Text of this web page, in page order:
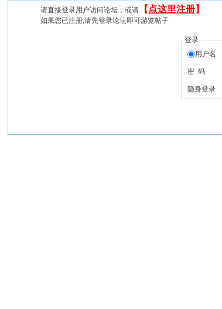
请直接登录用户访问论坛，或请 【 点这里注册】
如果您已注册,请先登录论坛即可游览帖子
登录
用户名
密 码
隐身登录